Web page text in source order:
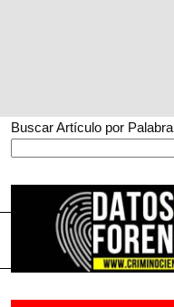
Buscar Artículo por Palabra